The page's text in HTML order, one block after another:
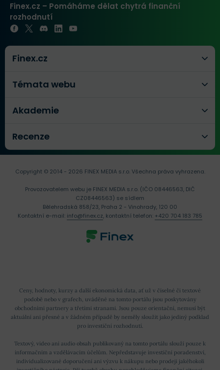
Finex.cz – Pomáháme dělat chytrá finanční
rozhodnutí
Finex.cz
Témata webu
Akademie
Recenze
Ceny, hodnoty, kurzy a další ekonomická data, ať už v číselné či textové
podobě nebo v grafech, uváděné na tomto portálu jsou poskytovány
obchodními partnery a třetími stranami. Jsou pouze orientační, nemusí být
aktuální ani přesné a v žádném případě by neměly sloužit jako jediný podklad
pro investiční rozhodnutí.
Textový, video ani audio obsah publikovaný na tomto portálu slouží pouze k
informačním a vzdělávacím účelům. Nepředstavuje investiční poradenství,
individualizované doporučení ani výzvu k nákupu nebo prodeji jakéhokoli
Copyright © 2014 - 2026 FINEX MEDIA s.r.o.Všechna práva vyhrazena.
Provozovatelem webu je FINEX MEDIA s.r.o. (IČO 08446563, DIČ
CZ08446563) se sídlem
Bělehradská 858/23, Praha 2 - Vinohrady, 120 00
Kontaktní e-mail: info@finex.cz, kontaktní telefon: +420 704 183 785